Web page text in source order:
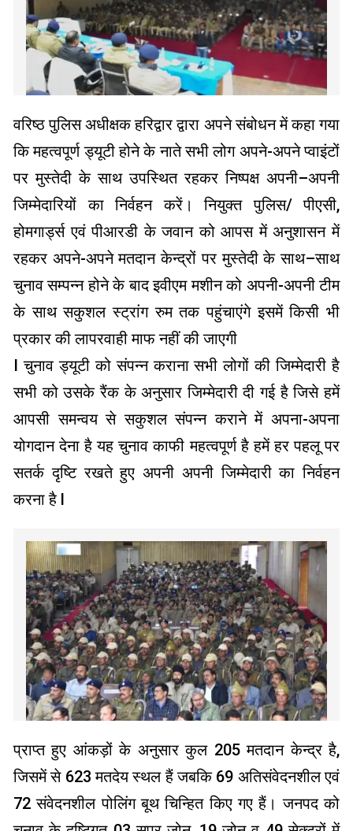
वरिष्ठ पुलिस अधीक्षक हरिद्वार द्वारा अपने संबोधन में कहा गया
कि महत्वपूर्ण ड्यूटी होने के नाते सभी लोग अपने-अपने प्वाइंटों
पर मुस्तेदी के साथ उपस्थित रहकर निष्पक्ष अपनी–अपनी
जिम्मेदारियों का निर्वहन करें। नियुक्त पुलिस/ पीएसी,
होमगार्ड्स एवं पीआरडी के जवान को आपस में अनुशासन में
रहकर अपने-अपने मतदान केन्द्रों पर मुस्तेदी के साथ–साथ
चुनाव सम्पन्न होने के बाद इवीएम मशीन को अपनी-अपनी टीम
के साथ सकुशल स्ट्रांग रुम तक पहुंचाएंगे इसमें किसी भी
प्रकार की लापरवाही माफ नहीं की जाएगी
I चुनाव ड्यूटी को संपन्न कराना सभी लोगों की जिम्मेदारी है
सभी को उसके रैंक के अनुसार जिम्मेदारी दी गई है जिसे हमें
आपसी समन्वय से सकुशल संपन्न कराने में अपना-अपना
योगदान देना है यह चुनाव काफी महत्वपूर्ण है हमें हर पहलू पर
सतर्क दृष्टि रखते हुए अपनी अपनी जिम्मेदारी का निर्वहन
करना है l
प्राप्त हुए आंकड़ों के अनुसार कुल 205 मतदान केन्द्र है,
जिसमें से 623 मतदेय स्थल हैं जबकि 69 अतिसंवेदनशील एवं
72 संवेदनशील पोलिंग बूथ चिन्हित किए गए हैं। जनपद को